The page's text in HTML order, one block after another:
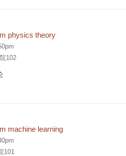
physics theory
102
machine learning
101